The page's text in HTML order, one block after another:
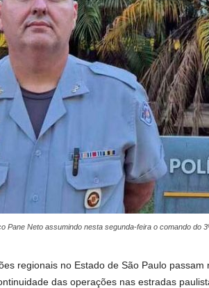
Pane Neto assumindo nesta segunda-feira o comando do
regionais no Estado de São Paulo
das operações nas estradas